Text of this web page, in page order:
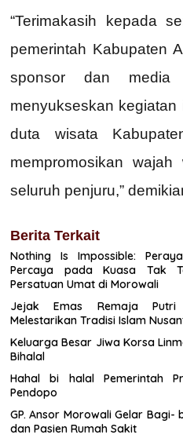
“Terimakasih kepada
pemerintah Kabupaten
sponsor dan
menyukseskan kegiatan
duta wisata
mempromosikan
seluruh penjuru,”
Berita Terkait
Nothing Is Impossible:
Percaya pada Kuasa Tak
Persatuan Umat di Morowali
Jejak Emas Remaja
Melestarikan Tradisi Islam
Keluarga Besar Jiwa Korsa
Bihalal
Hahal bi halal Pemerintah
Pendopo
GP. Ansor Morowali Gelar
dan Pasien Rumah Sakit